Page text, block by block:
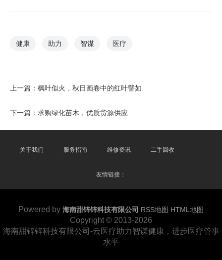
健康 助力 智谋 医疗
上一篇： 枫叶似火，秋日画卷中的红叶譬如
下一篇： 求购绿化苗木，优质货源供应
关于我们 服务指南 维修资讯 二手回收
友情链接：
Powered by 海南甜锌锌科技有限公司 RSS地图 HTML地图
Copyright © 2013-2026
海南甜锌锌科技有限公司-云医疗助力智谋健康，进步医疗管事
水平